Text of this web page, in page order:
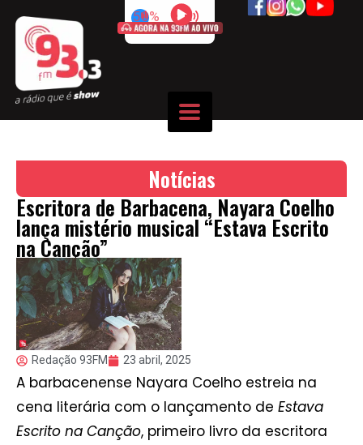
50%
Notícias
Escritora de Barbacena, Nayara Coelho
lança mistério musical “Estava Escrito
na Canção”
Redação 93FM 23 abril, 2025
A barbacenense Nayara Coelho estreia na
cena literária com o lançamento de Estava
Escrito na Canção, primeiro livro da escritora